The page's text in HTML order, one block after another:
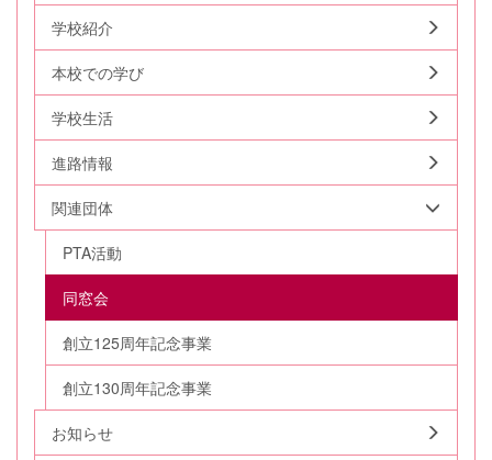
学校紹介
本校での学び
学校生活
進路情報
関連団体
PTA活動
同窓会
創立125周年記念事業
創立130周年記念事業
お知らせ